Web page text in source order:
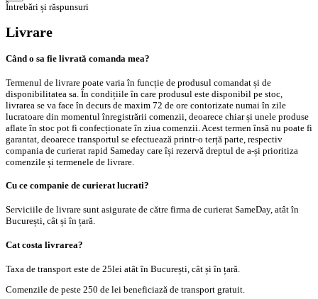
Întrebări și răspunsuri
Livrare
Când o sa fie livrată comanda mea?
Termenul de livrare poate varia în funcție de produsul comandat și de
disponibilitatea sa. În condițiile în care produsul este disponibil pe stoc,
livrarea se va face în decurs de maxim 72 de ore contorizate numai în zile
lucratoare din momentul înregistrării comenzii, deoarece chiar și unele produse
aflate în stoc pot fi confecționate în ziua comenzii. Acest termen însă nu poate fi
garantat, deoarece transportul se efectuează printr-o terță parte, respectiv
compania de curierat rapid Sameday care își rezervă dreptul de a-și prioritiza
comenzile și termenele de livrare.
Cu ce companie de curierat lucrati?
Serviciile de livrare sunt asigurate de către firma de curierat SameDay, atât în
București, cât și în țară.
Cat costa livrarea?
Taxa de transport este de 25lei atât în București, cât și în țară.
Comenzile de peste 250 de lei beneficiază de transport gratuit.